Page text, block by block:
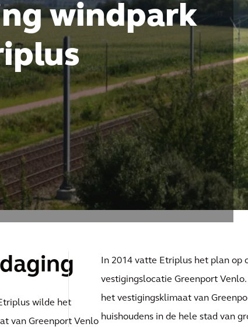
windpark
wilde het
van Greenport Venlo
In 2014 vatte Etriplus het plan op
vestigingslocatie Greenport
het vestigingsklimaat van
huishoudens in de hele stad van